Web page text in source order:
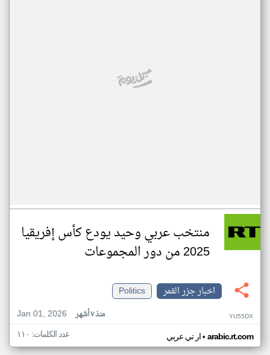
منتخب عربي وحيد يودع كأس إفريقيا
2025 من دور المجموعات
اخبار جزر القمر
Politics
Jan 01, 2026
منذ ٧ أشهر YU55DX
ار تي عربي• arabic.rt.com عدد الكلمات: ١١٠